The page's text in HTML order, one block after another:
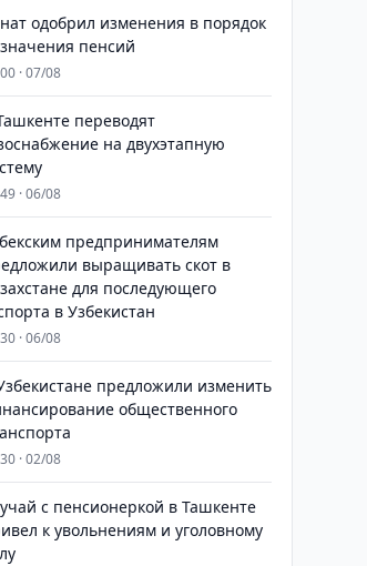
одобрил изменения в порядок
пенсий
· 07/08
переводят
на двухэтапную
· 06/08
предпринимателям
выращивать скот в
для последующего
в Узбекистан
· 06/08
предложили изменить
общественного
· 02/08
с пенсионеркой в Ташкенте
к увольнениям и уголовному